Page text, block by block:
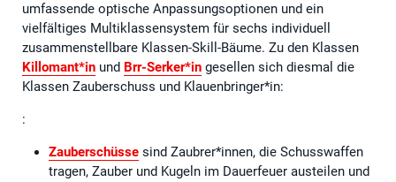
umfassende optische Anpassungsoptionen und ein
vielfältiges Multiklassensystem für sechs individuell
zusammenstellbare Klassen-Skill-Bäume. Zu den Klassen
Killomant*in und Brr-Serker*in gesellen sich diesmal die
Klassen Zauberschuss und Klauenbringer*in:
:
Zauberschüsse sind Zaubrer*innen, die Schusswaffen
tragen, Zauber und Kugeln im Dauerfeuer austeilen und